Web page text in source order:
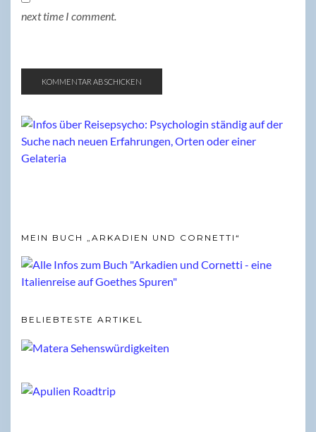
next time I comment.
MEIN BUCH „ARKADIEN UND CORNETTI“
BELIEBTESTE ARTIKEL